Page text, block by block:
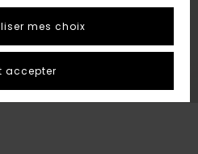
mes choix
accepter